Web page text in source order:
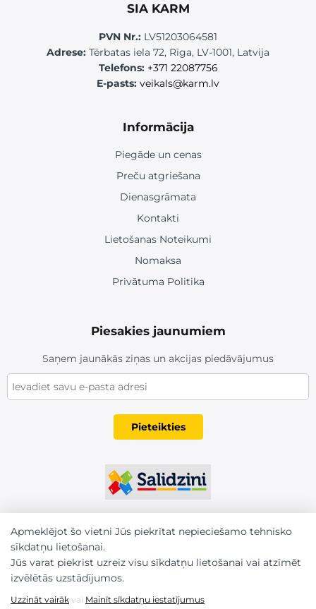
SIA KARM
PVN Nr.: LV51203064581
Adrese: Tērbatas iela 72, Rīga, LV-1001, Latvija
Telefons: +371 22087756
E-pasts: veikals@karm.lv
Informācija
Piegāde un cenas
Preču atgriešana
Dienasgrāmata
Kontakti
Lietošanas Noteikumi
Nomaksa
Privātuma Politika
Piesakies jaunumiem
Saņem jaunākās ziņas un akcijas piedāvājumus
Pieteikties
Apmeklējot šo vietni Jūs piekrītat nepieciešamo tehnisko
sīkdatņu lietošanai.
Jūs varat piekrist uzreiz visu sīkdatņu lietošanai vai atzīmēt
izvēlētās uzstādījumos.
Uzzināt vairāk vai Mainīt sīkdatņu iestatījumus